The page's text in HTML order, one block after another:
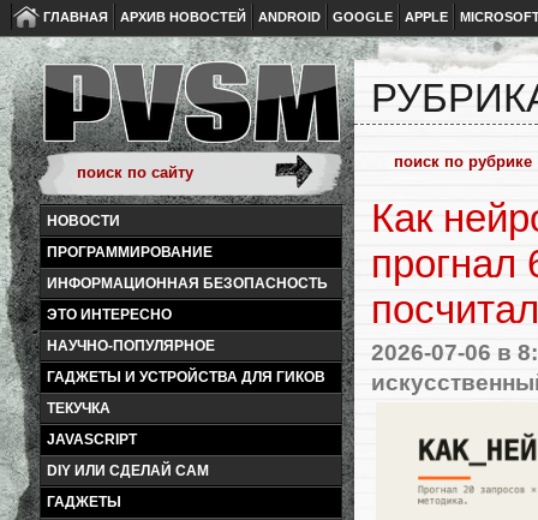
ГЛАВНАЯ АРХИВ НОВОСТЕЙ ANDROID GOOGLE APPLE
НОВОСТИ
ПРОГРАММИРОВАНИЕ
ИНФОРМАЦИОННАЯ БЕЗОПАСНОСТЬ
ЭТО ИНТЕРЕСНО
НАУЧНО-ПОПУЛЯРНОЕ
ГАДЖЕТЫ И УСТРОЙСТВА ДЛЯ ГИКОВ
ТЕКУЧКА
JAVASCRIPT
DIY ИЛИ СДЕЛАЙ САМ
ГАДЖЕТЫ
Как
прогнал
2026-07-06 в